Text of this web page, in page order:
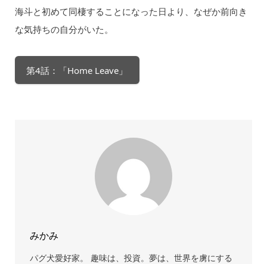
海斗と初めて同棲することになった日より、なぜか前向き
な気持ちの自分がいた。
第4話：「Home Leave」
みかみ
パグ犬愛好家。 趣味は、投資。夢は、世界を虜にする